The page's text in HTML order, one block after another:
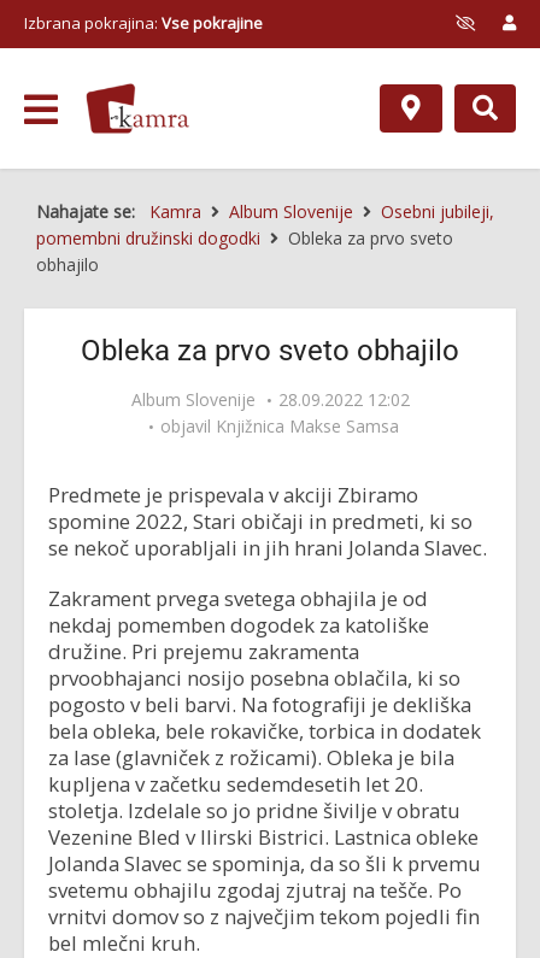
Izbrana pokrajina: Vse pokrajine
Nahajate se: Kamra Album Slovenije
Osebni jubileji,
pomembni družinski dogodki
Obleka za prvo sveto
obhajilo
Obleka za prvo sveto obhajilo
Album Slovenije
28.09.2022 12:02
objavil Knjižnica Makse Samsa
Predmete je prispevala v akciji Zbiramo
spomine 2022, Stari običaji in predmeti, ki so
se nekoč uporabljali in jih hrani Jolanda Slavec.
Zakrament prvega svetega obhajila je od
nekdaj pomemben dogodek za katoliške
družine. Pri prejemu zakramenta
prvoobhajanci nosijo posebna oblačila, ki so
pogosto v beli barvi. Na fotografiji je dekliška
bela obleka, bele rokavičke, torbica in dodatek
za lase (glavniček z rožicami). Obleka je bila
kupljena v začetku sedemdesetih let 20.
stoletja. Izdelale so jo pridne šivilje v obratu
Vezenine Bled v Ilirski Bistrici. Lastnica obleke
Jolanda Slavec se spominja, da so šli k prvemu
svetemu obhajilu zgodaj zjutraj na tešče. Po
vrnitvi domov so z največjim tekom pojedli fin
bel mlečni kruh.